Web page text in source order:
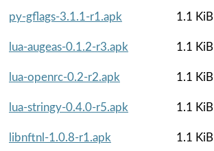
py-gflags-3.1.1-r1.apk
1.1 KiB
lua-augeas-0.1.2-r3.apk
1.1 KiB
lua-openrc-0.2-r2.apk
1.1 KiB
lua-stringy-0.4.0-r5.apk
1.1 KiB
libnftnl-1.0.8-r1.apk
1.1 KiB